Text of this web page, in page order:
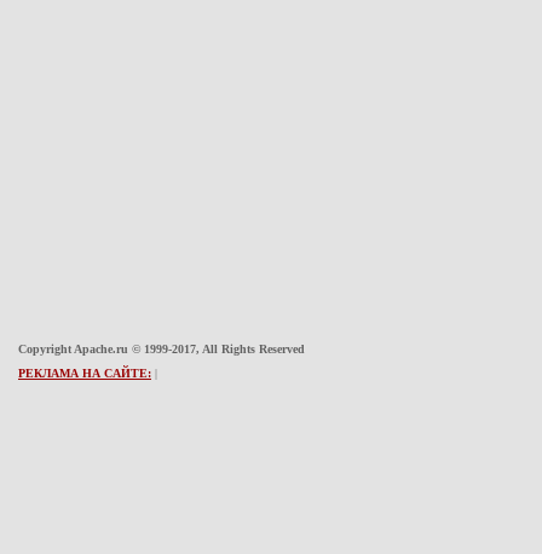
Copyright Apache.ru © 1999-2017, All Rights Reserved
РЕКЛАМА НА САЙТЕ: |